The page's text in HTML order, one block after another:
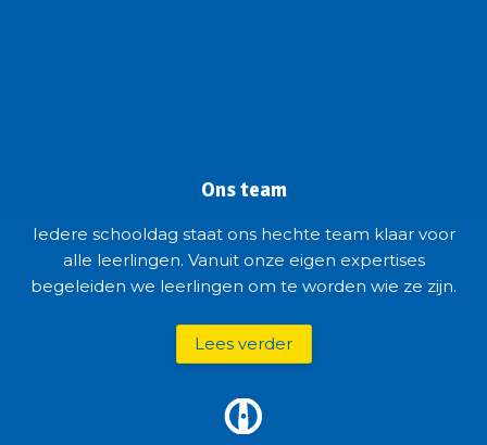
Ons team
Iedere schooldag staat ons hechte team klaar voor
alle leerlingen. Vanuit onze eigen expertises
begeleiden we leerlingen om te worden wie ze zijn.
Lees verder
leerlingen met toewijding begeleidt in hun
persoonlijke groei.